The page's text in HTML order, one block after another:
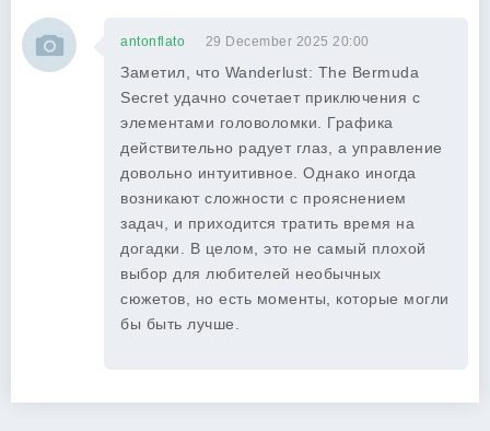
antonflato 29 December 2025 20:00
Заметил, что Wanderlust: The Bermuda
Secret удачно сочетает приключения с
элементами головоломки. Графика
действительно радует глаз, а управление
довольно интуитивное. Однако иногда
возникают сложности с прояснением
задач, и приходится тратить время на
догадки. В целом, это не самый плохой
выбор для любителей необычных
сюжетов, но есть моменты, которые могли
бы быть лучше.